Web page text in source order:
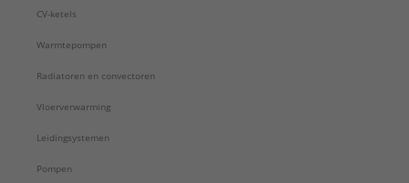
CV-ketels
Warmtepompen
Radiatoren en convectoren
Vloerverwarming
Leidingsystemen
Pompen